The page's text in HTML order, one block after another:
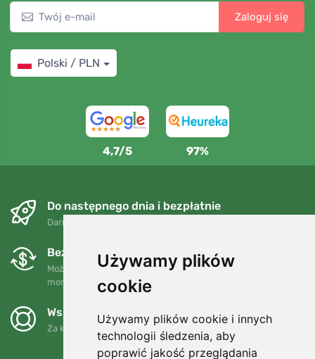
Używamy plików
cookie
Używamy plików cookie i innych
technologii śledzenia, aby
poprawić jakość przeglądania
Zaloguj się
Polski / PLN
4,7/5 97%
Do następnego dnia i bezpłatnie
Darmowa wysyłka dla zamówień powyżej 250 PLN
Bezpłatne wymiany i zwroty
Możesz zwrócić lub wymienić swoje zamówienie w dowolnym
momencie w ciągu 90 dni.
Wspieramy Trees.org
Za każde zamówienie sadzimy drzewo! Czytaj więcej